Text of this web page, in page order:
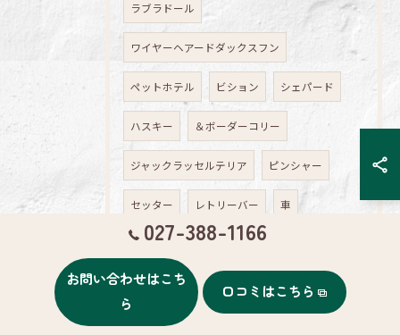
ラブラドール
ワイヤーヘアードダックスフン
ペットホテル ビション シェパード
ハスキー ＆ボーダーコリー
ジャックラッセルテリア ピンシャー
セッター レトリーバー 車
ルームクリーニング 手術
ワイヤーヘアードダックスフント
ジャック
027-388-1166
お問い合わせはこち
ら
口コミはこちら